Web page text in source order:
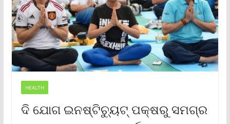
HEALTH
ଦି ଯୋଗ ଇନଷ୍ଟିଚ୍ୟୁଟ୍ ପକ୍ଷରୁ ସମଗ୍ର